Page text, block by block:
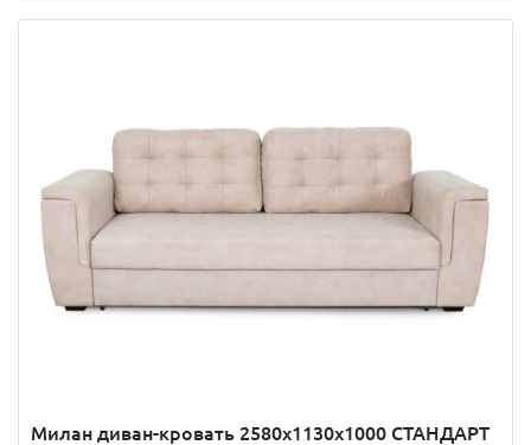
Милан диван-кровать 2580х1130х1000 СТАНДАРТ